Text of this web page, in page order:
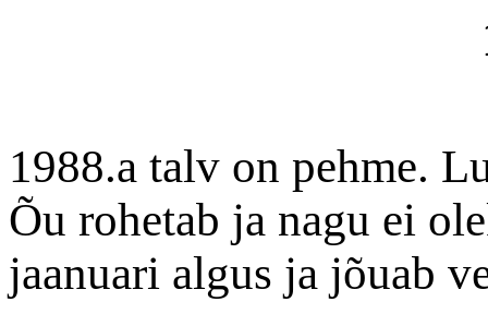
1988.a talv on pehme.
Õu rohetab ja nagu ei
jaanuari algus ja jõuab